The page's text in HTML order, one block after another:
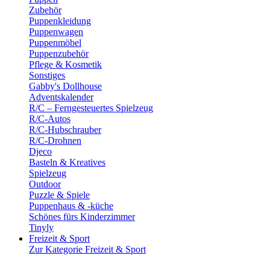
Zubehör
Puppenkleidung
Puppenwagen
Puppenmöbel
Puppenzubehör
Pflege & Kosmetik
Sonstiges
Gabby's Dollhouse
Adventskalender
R/C – Ferngesteuertes Spielzeug
R/C-Autos
R/C-Hubschrauber
R/C-Drohnen
Djeco
Basteln & Kreatives
Spielzeug
Outdoor
Puzzle & Spiele
Puppenhaus & -küche
Schönes fürs Kinderzimmer
Tinyly
Freizeit & Sport
Zur Kategorie Freizeit & Sport